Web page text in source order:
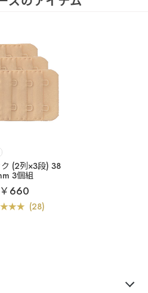
(2列×3段) 38
3個組
￥660
(28)